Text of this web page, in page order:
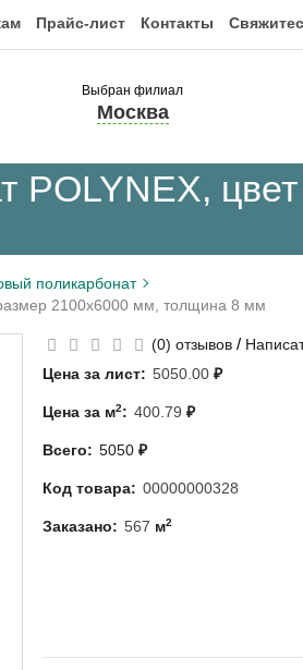
Прайс-лист Контакты
Выбран филиал
Москва
POLYNEX,
поликарбонат
2100x6000 мм, толщина 8 мм
(0) отзывов /
Цена за лист: 5050.00 ₽
Цена за м2: 400.79 ₽
Всего: 5050 ₽
Код товара: 00000000328
Заказано: 567 м2